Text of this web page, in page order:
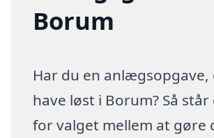
Borum
Har du en anlægsopgave,
have løst i Borum? Så
for valget mellem at gøre